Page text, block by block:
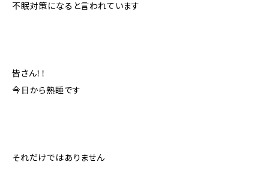
不眠対策になると言われています
皆さん！！
今日から熟睡です
それだけではありません